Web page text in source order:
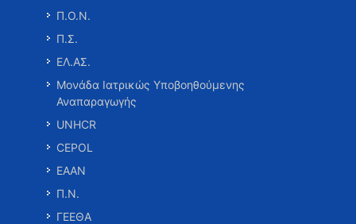
Π.Ο.Ν.
Π.Σ.
ΕΛ.ΑΣ.
Μονάδα Ιατρικώς Υποβοηθούμενης
Αναπαραγωγής
UNHCR
CEPOL
ΕΑΑΝ
Π.Ν.
ΓΕΕΘΑ